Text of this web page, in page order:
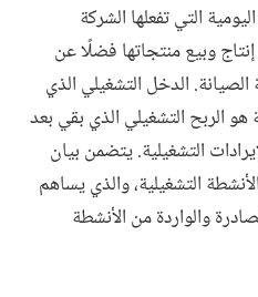
التي تفعلها الشركة
وبيع منتجاتها فضلًا عن
الصيانة. الدخل التشغيلي الذي
هو الربح التشغيلي الذي بقي بعد
التشغيلية. يتضمن بيان
التشغيلية، والذي يساهم
والواردة من الأنشطة